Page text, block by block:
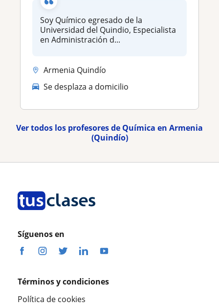
Soy Químico egresado de la
Universidad del Quindio, Especialista
en Administración d...
Armenia Quindío
Se desplaza a domicilio
Ver todos los profesores de Química en Armenia
(Quindío)
Síguenos en
Términos y condiciones
Política de cookies